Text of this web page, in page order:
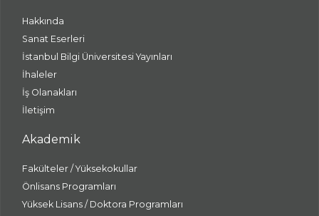
Hakkında
Sanat Eserleri
İstanbul Bilgi Üniversitesi Yayınları
İhaleler
İş Olanakları
İletişim
Akademik
Fakülteler / Yüksekokullar
Önlisans Programları
Yüksek Lisans / Doktora Programları